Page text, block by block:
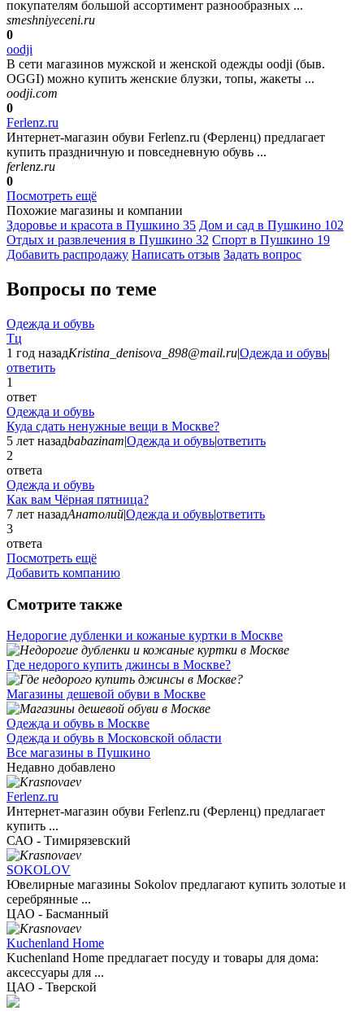
покупателям большой ассортимент разнообразных ...
smeshniyeceni.ru
0
oodji
В сети магазинов мужской и женской одежды oodji (быв.
OGGI) можно купить женские блузки, топы, жакеты ...
oodji.com
0
Ferlenz.ru
Интернет-магазин обуви Ferlenz.ru (Ферленц) предлагает
купить праздничную и повседневную обувь ...
ferlenz.ru
0
Посмотреть ещё
Похожие магазины и компании
Здоровье и красота в Пушкино 35 Дом и сад в Пушкино 102
Отдых и развлечения в Пушкино 32 Спорт в Пушкино 19
Добавить раcпродажу Написать отзыв Задать вопрос
Вопросы по теме
Одежда и обувь
Тц
1 год назадKristina_denisova_898@mail.ru|Одежда и обувь|
ответить
1
ответ
Одежда и обувь
Куда сдать ненужные вещи в Москве?
5 лет назадbabazinam|Одежда и обувь|ответить
2
ответа
Одежда и обувь
Как вам Чёрная пятница?
7 лет назадАнатолий|Одежда и обувь|ответить
3
ответа
Посмотреть ещё
Добавить компанию
Смотрите также
Недорогие дубленки и кожаные куртки в Москве
Где недорого купить джинсы в Москве?
Магазины дешевой обуви в Москве
Одежда и обувь в Москве
Одежда и обувь в Московской области
Все магазины в Пушкино
Недавно добавлено
Ferlenz.ru
Интернет-магазин обуви Ferlenz.ru (Ферленц) предлагает
купить ...
САО - Тимирязевский
SOKOLOV
Ювелирные магазины Sokolov предлагают купить золотые и
серебрянные ...
ЦАО - Басманный
Kuchenland Home
Kuchenland Home предлагает посуду и товары для дома:
аксессуары для ...
ЦАО - Тверской